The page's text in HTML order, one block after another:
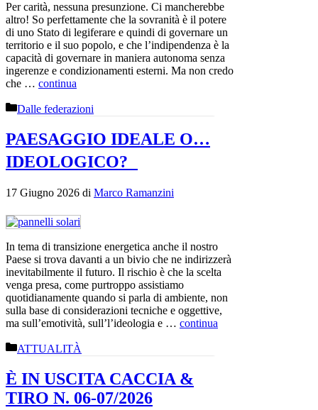
Per carità, nessuna presunzione. Ci mancherebbe
altro! So perfettamente che la sovranità è il potere
di uno Stato di legiferare e quindi di governare un
territorio e il suo popolo, e che l’indipendenza è la
capacità di governare in maniera autonoma senza
ingerenze e condizionamenti esterni. Ma non credo
che … continua
Categorie
Dalle federazioni
PAESAGGIO IDEALE O…
IDEOLOGICO?
17 Giugno 2026 di Marco Ramanzini
In tema di transizione energetica anche il nostro
Paese si trova davanti a un bivio che ne indirizzerà
inevitabilmente il futuro. Il rischio è che la scelta
venga presa, come purtroppo assistiamo
quotidianamente quando si parla di ambiente, non
sulla base di considerazioni tecniche e oggettive,
ma sull’emotività, sull’l’ideologia e … continua
Categorie
ATTUALITÀ
È IN USCITA CACCIA &
TIRO N. 06-07/2026